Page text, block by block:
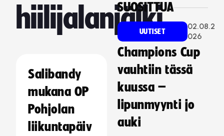
hiilijalanjälki
Salibandy
mukana OP
Pohjolan
liikuntapäiv
SUOSITTUA
UUTISET
02.08.2
026
Champions Cup
vauhtiin tässä
kuussa –
lipunmyynti jo
auki